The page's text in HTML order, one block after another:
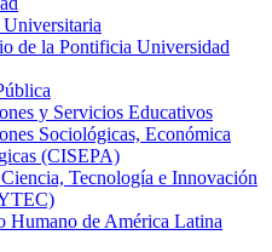
de la Pontificia Universidad
y Servicios Educativos
Sociológicas, Económica
(CISEPA)
Tecnología e Innovación
Humano de América Latina